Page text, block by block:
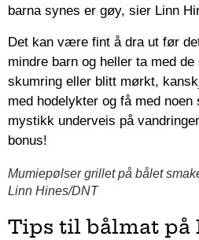
barna synes er gøy, sier Linn
Det kan være fint å dra ut før
mindre barn og heller ta med
skumring eller blitt mørkt,
med hodelykter og få med
mystikk underveis på
bonus!
Mumiepølser grillet på bålet
Linn Hines/DNT
Tips til bålmat på